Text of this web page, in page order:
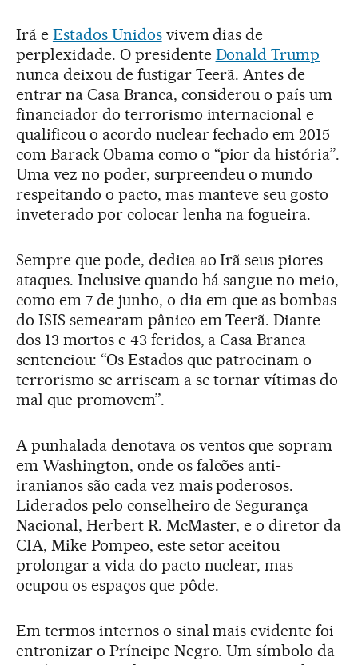
Irã e Estados Unidosvivem dias de
perplexidade. O presidente Donald Trump
nunca deixou de fustigar Teerã. Antes de
entrar na Casa Branca, considerou o país um
financiador do terrorismo internacional e
qualificou o acordo nuclear fechado em 2015
com Barack Obama como o “pior da história”.
Uma vez no poder, surpreendeu o mundo
respeitando o pacto, mas manteve seu gosto
inveterado por colocar lenha na fogueira.
Sempre que pode, dedica ao Irã seus piores
ataques. Inclusive quando há sangue no meio,
como em 7 de junho, o dia em que as bombas
do ISIS semearam pânico em Teerã. Diante
dos 13 mortos e 43 feridos, a Casa Branca
sentenciou: “Os Estados que patrocinam o
terrorismo se arriscam a se tornar vítimas do
mal que promovem”.
A punhalada denotava os ventos que sopram
em Washington, onde os falcões anti-
iranianos são cada vez mais poderosos.
Liderados pelo conselheiro de Segurança
Nacional, Herbert R. McMaster, e o diretor da
CIA, Mike Pompeo, este setor aceitou
prolongar a vida do pacto nuclear, mas
ocupou os espaços que pôde.
Em termos internos o sinal mais evidente foi
entronizar o Príncipe Negro. Um símbolo da